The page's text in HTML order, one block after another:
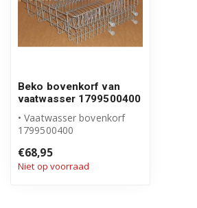
Beko bovenkorf van
vaatwasser 1799500400
• Vaatwasser bovenkorf
1799500400
• Compleet met wiel...
€68,95
Niet op voorraad